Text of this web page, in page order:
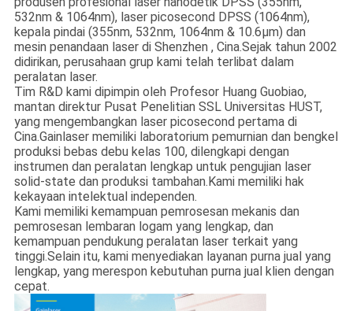
532nm & 1064nm), laser picosecond DPSS (1064nm),
kepala pindai (355nm, 532nm, 1064nm & 10.6μm) dan
mesin penandaan laser di Shenzhen , Cina.Sejak tahun 2002
didirikan, perusahaan grup kami telah terlibat dalam
peralatan laser.
Tim R&D kami dipimpin oleh Profesor Huang Guobiao,
mantan direktur Pusat Penelitian SSL Universitas HUST,
yang mengembangkan laser picosecond pertama di
Cina.Gainlaser memiliki laboratorium pemurnian dan bengkel
produksi bebas debu kelas 100, dilengkapi dengan
instrumen dan peralatan lengkap untuk pengujian laser
solid-state dan produksi tambahan.Kami memiliki hak
kekayaan intelektual independen.
Kami memiliki kemampuan pemrosesan mekanis dan
pemrosesan lembaran logam yang lengkap, dan
kemampuan pendukung peralatan laser terkait yang
tinggi.Selain itu, kami menyediakan layanan purna jual yang
lengkap, yang merespon kebutuhan purna jual klien dengan
cepat.